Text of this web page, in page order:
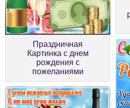
Праздничная
Картинка с днем
рождения с
пожеланиями